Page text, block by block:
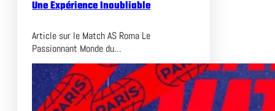
Une Expérience Inoubliable
Article sur le Match AS Roma Le
Passionnant Monde du…